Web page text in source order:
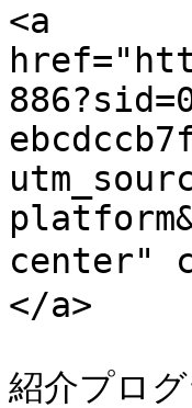
<a
center"
</a>
紹介プロ